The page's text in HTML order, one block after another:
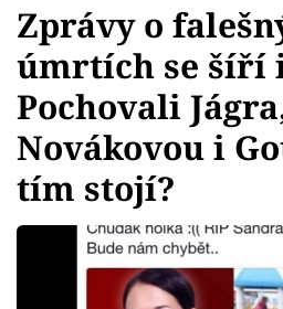
Témata
Showbyznys
Youtubeři
Virály
Sex a vztahy
Zprávy o
úmrtích se šíří
Pochovali
Novákovou i
tím stojí?